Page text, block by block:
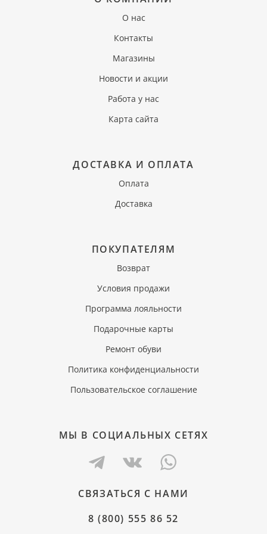
О нас
Контакты
Магазины
Новости и акции
Работа у нас
Карта сайта
ДОСТАВКА И ОПЛАТА
Оплата
Доставка
ПОКУПАТЕЛЯМ
Возврат
Условия продажи
Программа лояльности
Подарочные карты
Ремонт обуви
Политика конфиденциальности
Пользовательское соглашение
МЫ В СОЦИАЛЬНЫХ СЕТЯХ
СВЯЗАТЬСЯ С НАМИ
8 (800) 555 86 52